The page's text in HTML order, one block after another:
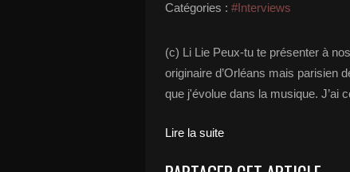
Catégories : #Interviews
(c) Li Lie Peux-tu te présenter à
originaire d’Orléans mais parisien
que j'évolue dans la musique. J’ai
Lire la suite